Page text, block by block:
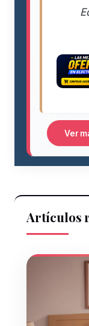
Ver
Artículos